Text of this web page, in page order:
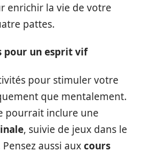
enrichir la vie de votre
pattes.
pour un esprit vif
pour stimuler votre
que mentalement.
pourrait inclure une
, suivie de jeux dans le
aussi auxcours